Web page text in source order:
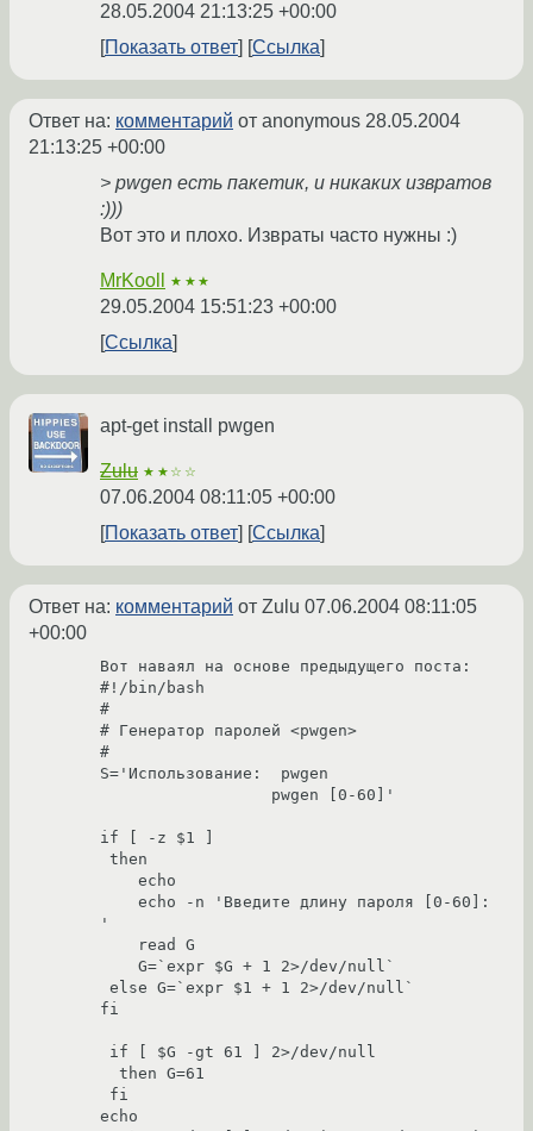
28.05.2004 21:13:25 +00:00
Показать ответ
Ссылка
Ответ на: комментарий от anonymous 28.05.2004
21:13:25 +00:00
> pwgen есть пакетик, и никаких извратов
:)))
Вот это и плохо. Извраты часто нужны :)
MrKooll ★★★
29.05.2004 15:51:23 +00:00
Ссылка
apt-get install pwgen
Zulu ★★☆☆
07.06.2004 08:11:05 +00:00
Показать ответ
Ссылка
Ответ на: комментарий от Zulu 07.06.2004 08:11:05
+00:00
Вот наваял на основе предыдущего поста:
#!/bin/bash
#
# Генератор паролей <pwgen>
#
S='Использование:  pwgen
if [ -z $1 ]
'
fi
echo